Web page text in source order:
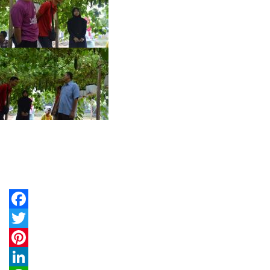
Facebook
Twitter
Pinterest